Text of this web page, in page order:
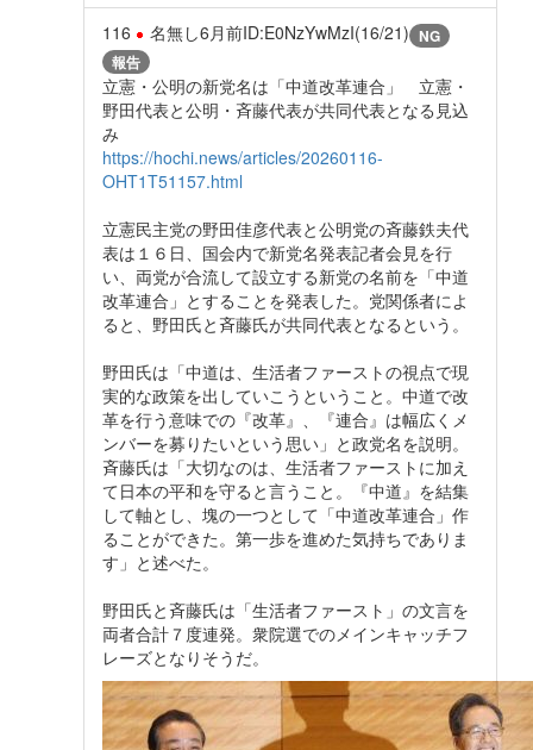
116 名無し6月前ID:E0NzYwMzI(16/21) NG
報告
立憲・公明の新党名は「中道改革連合」 立憲・
野田代表と公明・斉藤代表が共同代表となる見込
み
https://hochi.news/articles/20260116-
OHT1T51157.html
立憲民主党の野田佳彦代表と公明党の斉藤鉄夫代
表は１６日、国会内で新党名発表記者会見を行
い、両党が合流して設立する新党の名前を「中道
改革連合」とすることを発表した。党関係者によ
ると、野田氏と斉藤氏が共同代表となるという。
野田氏は「中道は、生活者ファーストの視点で現
実的な政策を出していこうということ。中道で改
革を行う意味での『改革』、『連合』は幅広くメ
ンバーを募りたいという思い」と政党名を説明。
斉藤氏は「大切なのは、生活者ファーストに加え
て日本の平和を守ると言うこと。『中道』を結集
して軸とし、塊の一つとして「中道改革連合」作
ることができた。第一歩を進めた気持ちでありま
す」と述べた。
野田氏と斉藤氏は「生活者ファースト」の文言を
両者合計７度連発。衆院選でのメインキャッチフ
レーズとなりそうだ。